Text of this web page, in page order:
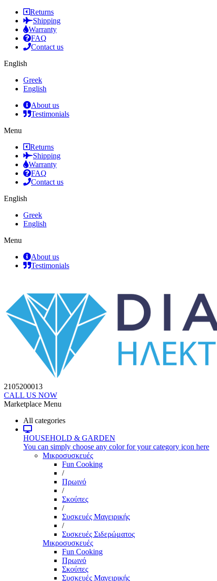
Returns
Shipping
Warranty
FAQ
Contact us
English
Greek
English
About us
Testimonials
Menu
Returns
Shipping
Warranty
FAQ
Contact us
English
Greek
English
Menu
About us
Testimonials
2105200013
CALL US NOW
Marketplace Menu
All categories
HOUSEHOLD & GARDEN
You can simply choose any color for your category icon here
Μικροσυσκευές
Fun Cooking
/
Πρωινό
/
Σκούπες
/
Συσκευές Μαγειρικής
/
Συσκευές Σιδερώματος
Μικροσυσκευές
Fun Cooking
Πρωινό
Σκούπες
Συσκευές Μαγειρικής